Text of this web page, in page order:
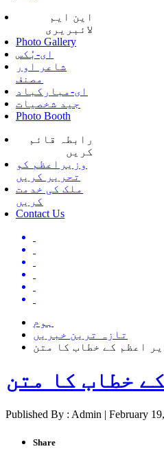
این ایم
لائبریری
Photo Gallery
ای-بُکس
شاعر اور
مصنف
ای-مبارکباد
جید شخصیات
Photo Booth
رابطہ قائم
کریں
وزیراعظم کو
تحریر کریں
ملک کی خدمت
کریں
Contact Us
ہوم
تازہ ترین خبریں
اعظم کے خطاب کا متن
خطاب کا متن
Published By : Admin | February
Share